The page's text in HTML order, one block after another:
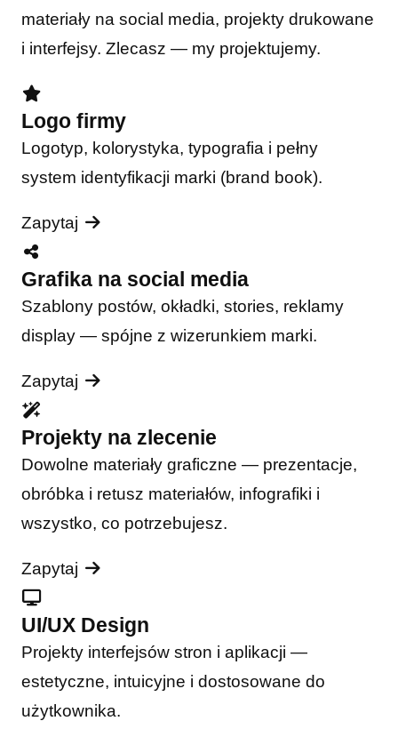
materiały na social media, projekty drukowane
i interfejsy. Zlecasz — my projektujemy.
Logo firmy
Logotyp, kolorystyka, typografia i pełny
system identyfikacji marki (brand book).
Zapytaj
Grafika na social media
Szablony postów, okładki, stories, reklamy
display — spójne z wizerunkiem marki.
Zapytaj
Projekty na zlecenie
Dowolne materiały graficzne — prezentacje,
obróbka i retusz materiałów, infografiki i
wszystko, co potrzebujesz.
Zapytaj
UI/UX Design
Projekty interfejsów stron i aplikacji —
estetyczne, intuicyjne i dostosowane do
użytkownika.